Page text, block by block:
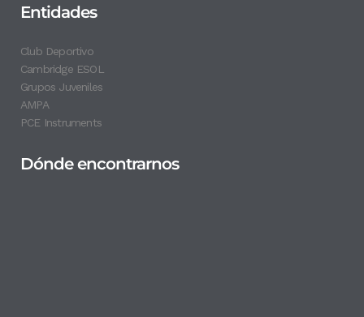
Entidades
Club Deportivo
Cambridge ESOL
Grupos Juveniles
AMPA
PCE Instruments
Dónde encontrarnos